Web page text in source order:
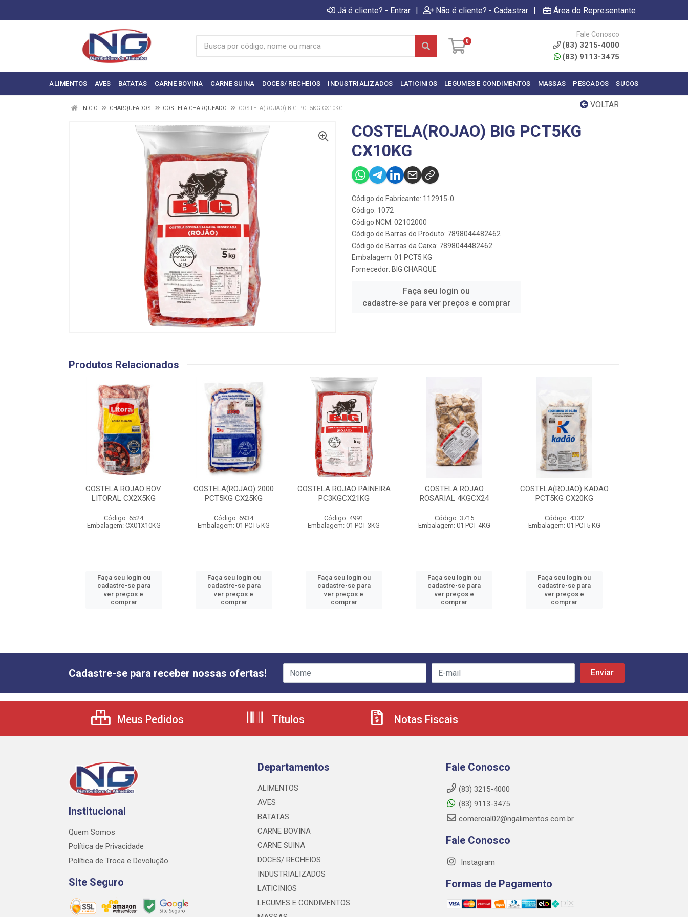
Já é cliente? - Entrar | Não é cliente? - Cadastrar | Área do Representante
0
Fale Conosco
(83) 3215-4000
(83) 9113-3475
ALIMENTOS AVES BATATAS CARNE BOVINA CARNE SUINA DOCES/ RECHEIOS INDUSTRIALIZADOS LATICINIOS LEGUMES E CONDIMENTOS MASSAS PESCADOS SUCOS
VOLTAR
INÍCIO CHARQUEADOS COSTELA CHARQUEADO COSTELA(ROJAO) BIG PCT5KG CX10KG
COSTELA(ROJAO) BIG PCT5KG
CX10KG
Código do Fabricante: 112915-0
Código: 1072
Código NCM: 02102000
Código de Barras do Produto: 7898044482462
Código de Barras da Caixa: 7898044482462
Embalagem: 01 PCT5 KG
Fornecedor: BIG CHARQUE
Faça seu login ou
cadastre-se para ver preços e comprar
Produtos Relacionados
COSTELA ROJAO BOV.
LITORAL CX2X5KG
Código: 6524
Embalagem: CX01X10KG
Faça seu login ou
cadastre-se para
ver preços e
comprar
COSTELA(ROJAO) 2000
PCT5KG CX25KG
Código: 6934
Embalagem: 01 PCT5 KG
Faça seu login ou
cadastre-se para
ver preços e
comprar
COSTELA ROJAO PAINEIRA
PC3KGCX21KG
Código: 4991
Embalagem: 01 PCT 3KG
Faça seu login ou
cadastre-se para
ver preços e
comprar
COSTELA ROJAO
ROSARIAL 4KGCX24
Código: 3715
Embalagem: 01 PCT 4KG
Faça seu login ou
cadastre-se para
ver preços e
comprar
COSTELA(ROJAO) KADAO
PCT5KG CX20KG
Código: 4332
Embalagem: 01 PCT5 KG
Faça seu login ou
cadastre-se para
ver preços e
comprar
Cadastre-se para receber nossas ofertas!
Meus Pedidos Títulos Notas Fiscais
Institucional
Quem Somos
Política de Privacidade
Política de Troca e Devolução
Site Seguro
Departamentos
ALIMENTOS
AVES
BATATAS
CARNE BOVINA
CARNE SUINA
DOCES/ RECHEIOS
INDUSTRIALIZADOS
LATICINIOS
LEGUMES E CONDIMENTOS
Fale Conosco
(83) 3215-4000
(83) 9113-3475
comercial02@ngalimentos.com.br
Fale Conosco
Instagram
Formas de Pagamento